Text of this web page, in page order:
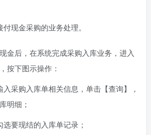
现金采购的业务处理。
金后，在系统完成采购入库业务，进入
按下图示操作：
入采购入库单相关信息，单击【查询】，
明细；
选要现结的入库单记录；